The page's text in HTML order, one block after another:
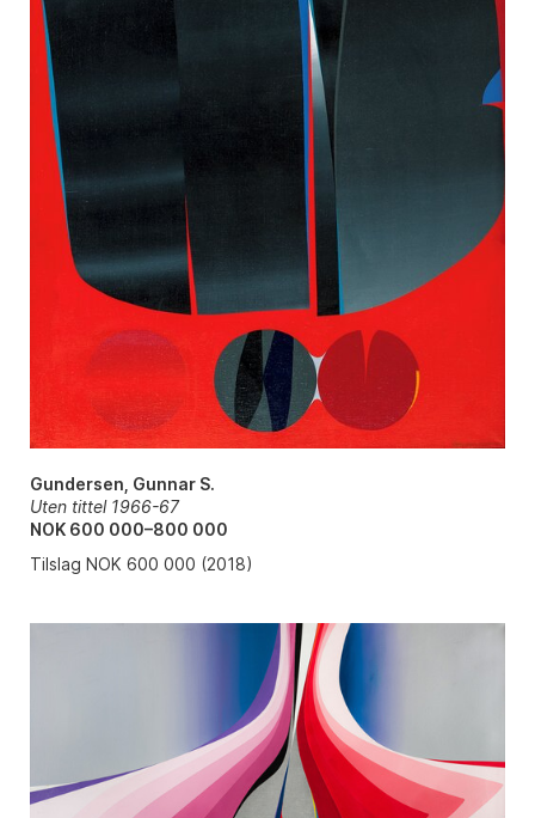
Gundersen, Gunnar S.
Uten tittel 1966-67
NOK 600 000–800 000
Tilslag NOK 600 000 (2018)